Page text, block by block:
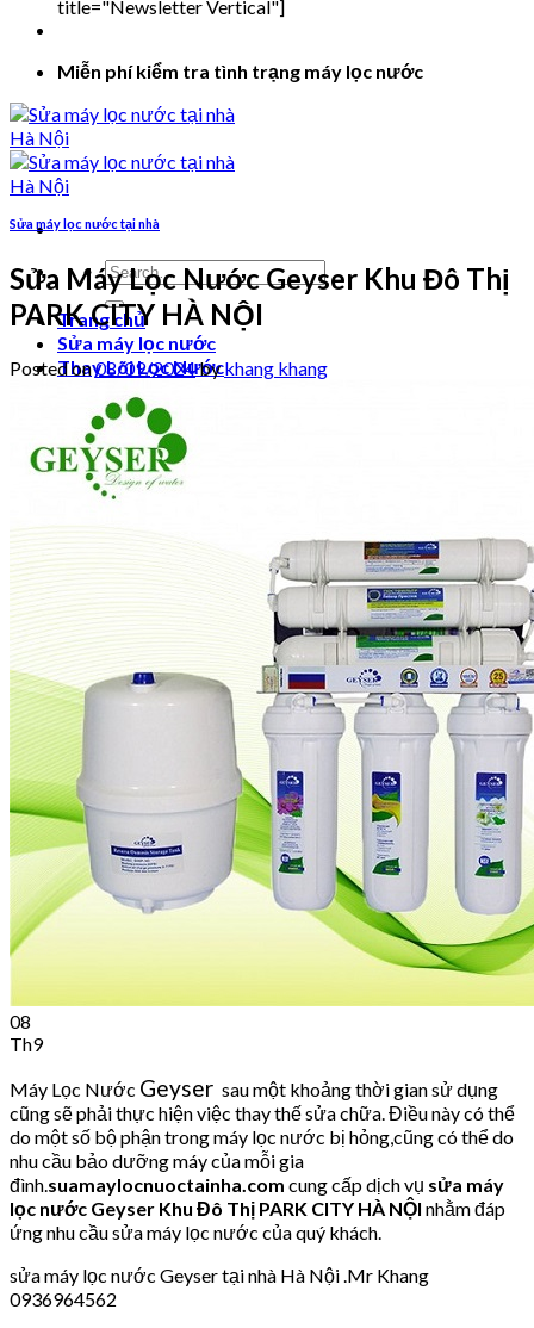
title="Newsletter Vertical"]
Miễn phí kiểm tra tình trạng máy lọc nước
Search
for:
Trang chủ
Sửa máy lọc nước
Thay Lõi Lọc Nước
Video hướng dẫn
Login
Cart /₫00
0
Cart
No products in the cart.
Sửa máy lọc nước tại nhà
Sửa Máy Lọc Nước Geyser Khu Đô Thị
PARK CITY HÀ NỘI
Posted on08/09/2024bykhang khang
08
Th9
Máy Lọc Nước Geyser sau một khoảng thời gian sử dụng
cũng sẽ phải thực hiện việc thay thế sửa chữa. Điều này có thể
do một số bộ phận trong máy lọc nước bị hỏng,cũng có thể do
nhu cầu bảo dưỡng máy của mỗi gia
đình.suamaylocnuoctainha.com cung cấp dịch vụ sửa máy
lọc nước Geyser Khu Đô Thị PARK CITY HÀ NỘI nhằm đáp
ứng nhu cầu sửa máy lọc nước của quý khách.
sửa máy lọc nước Geyser tại nhà Hà Nội .Mr Khang
0936964562